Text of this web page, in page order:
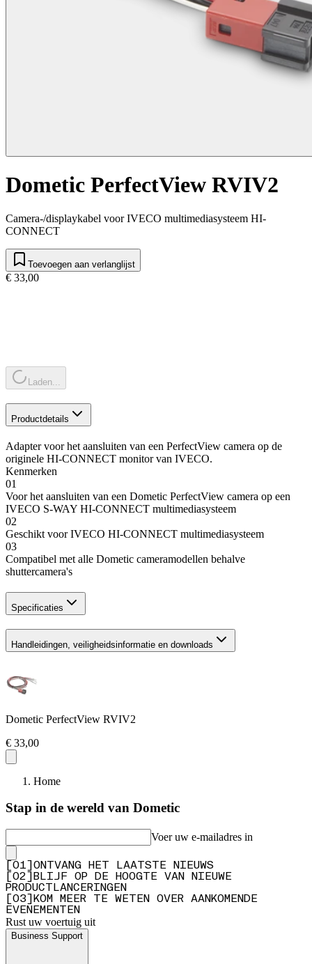
Dometic PerfectView RVIV2
Camera-/displaykabel voor IVECO multimediasysteem HI-
CONNECT
Toevoegen aan verlanglijst
€ 33,00
Laden...
Productdetails
Adapter voor het aansluiten van een PerfectView camera op de
originele HI-CONNECT monitor van IVECO.
Kenmerken
01
Voor het aansluiten van een Dometic PerfectView camera op een
IVECO S-WAY HI-CONNECT multimediasysteem
02
Geschikt voor IVECO HI-CONNECT multimediasysteem
03
Compatibel met alle Dometic cameramodellen behalve
shuttercamera's
Specificaties
Handleidingen, veiligheidsinformatie en downloads
Dometic PerfectView RVIV2
€ 33,00
Home
Stap in de wereld van Dometic
Voer uw e-mailadres in
01
ONTVANG HET LAATSTE NIEUWS
02
BLIJF OP DE HOOGTE VAN NIEUWE
PRODUCTLANCERINGEN
03
KOM MEER TE WETEN OVER AANKOMENDE
EVENEMENTEN
Rust uw voertuig uit
Business Support